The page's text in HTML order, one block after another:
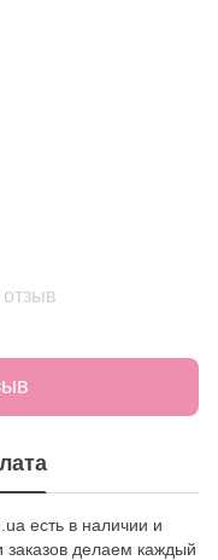
есть в наличии и
заказов делаем каждый